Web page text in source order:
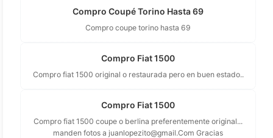
Compro Coupé Torino Hasta 69
Compro coupe torino hasta 69
Compro Fiat 1500
Compro fiat 1500 original o restaurada pero en buen estado..
Compro Fiat 1500
Compro fiat 1500 coupe o berlina preferentemente original...
manden fotos a juanlopezito@gmail.Com Gracias